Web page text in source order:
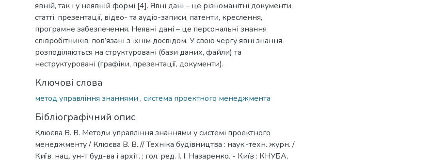
явній, так і у неявній формі [4]. Явні дані – це різноманітні документи,
статті, презентації, відео- та аудіо-записи, патенти, креслення,
програмне забезпечення. Неявні дані – це персональні знання
співробітників, пов’язані з їхнім досвідом. У свою чергу явні знання
розподіляються на структуровані (бази даних, файли) та
неструктуровані (графіки, презентації, документи).
Ключові слова
метод управління знаннями , система проектного менеджмента
Бібліографічний опис
Клюєва В. В. Методи управління знаннями у системі проектного
менеджменту / Клюєва В. В. // Техніка будівництва : наук.-техн. журн. /
Київ. нац. ун-т буд-ва і архіт. ; гол. ред. І. І. Назаренко. - Київ : КНУБА,